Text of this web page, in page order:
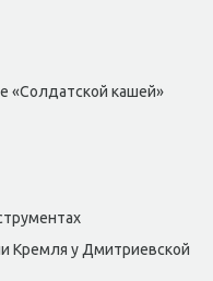
«Солдатской кашей»
Кремля у Дмитриевской